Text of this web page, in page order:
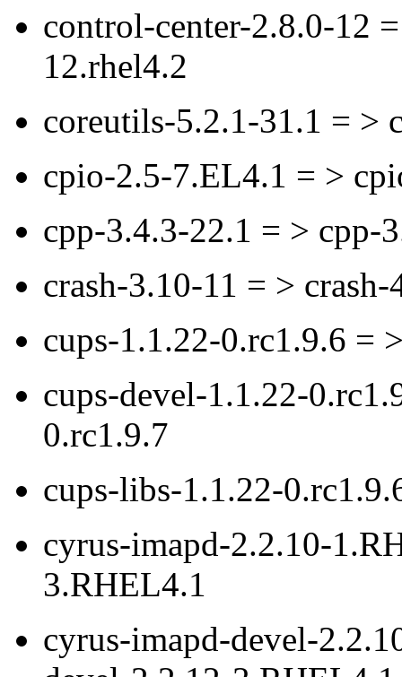
control-center-2.8.0-12
12.rhel4.2
coreutils-5.2.1-31.1 = >
cpio-2.5-7.EL4.1 = >
cpp-3.4.3-22.1 = > cpp-
crash-3.10-11 = > crash-
cups-1.1.22-0.rc1.9.6 =
cups-devel-1.1.22-
0.rc1.9.7
cups-libs-1.1.22-
cyrus-imapd-2.2.10-
3.RHEL4.1
cyrus-imapd-devel-